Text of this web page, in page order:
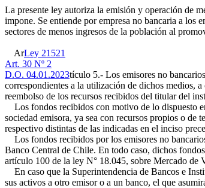
La presente ley autoriza la emisión y operación de
impone. Se entiende por empresa no bancaria a los
sectores de menos ingresos de la población al
ArLey 21521
Art. 30 Nº 2
D.O. 04.01.2023tículo 5.- Los emisores no
correspondientes a la utilización de dichos medios,
reembolso de los recursos recibidos del titular del
Los fondos recibidos con motivo de lo dispuesto
sociedad emisora, ya sea con recursos propios o de
respectivo distintas de las indicadas en el inciso
Los fondos recibidos por los emisores no
Banco Central de Chile. En todo caso, dichos
artículo 100 de la ley N° 18.045, sobre Mercado de
En caso que la Superintendencia de Bancos e
sus activos a otro emisor o a un banco, el que